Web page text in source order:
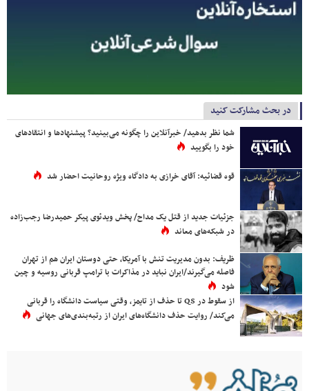
در بحث مشارکت کنید
شما نظر بدهید/ خبرآنلاین را چگونه می‌بینید؟ پیشنهادها و انتقادهای
خود را بگویید
قوه قضائیه: آقای خرازی به دادگاه ویژه روحانیت احضار شد
جزئیات جدید از قتل یک مداح/ پخش ویدئوی پیکر حمیدرضا رجب‌زاده
در شبکه‌های معاند
ظریف: بدون مدیریت تنش با آمریکا، حتی دوستان ایران هم از تهران
فاصله می‌گیرند/ایران نباید در مذاکرات با ترامپ قربانی روسیه و چین
شود
از سقوط در QS تا حذف از تایمز، وقتی سیاست دانشگاه را قربانی
می‌کند/ روایت حذف دانشگاه‌های ایران از رتبه‌بندی‌های جهانی